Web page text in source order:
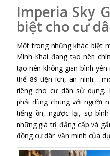
Imperia Sky
biệt cho cư
Một trong những khác biệt
Minh Khai đang tạo nên
tạo nên không gian bình
thể 89 tiện ích, an ninh…
riêng cho cư dân sử dụng.
phải dùng chung với người
tiếng ồn, ngược lại, sự
những giá trị đẳng cấp và
đồng cư dân văn minh của